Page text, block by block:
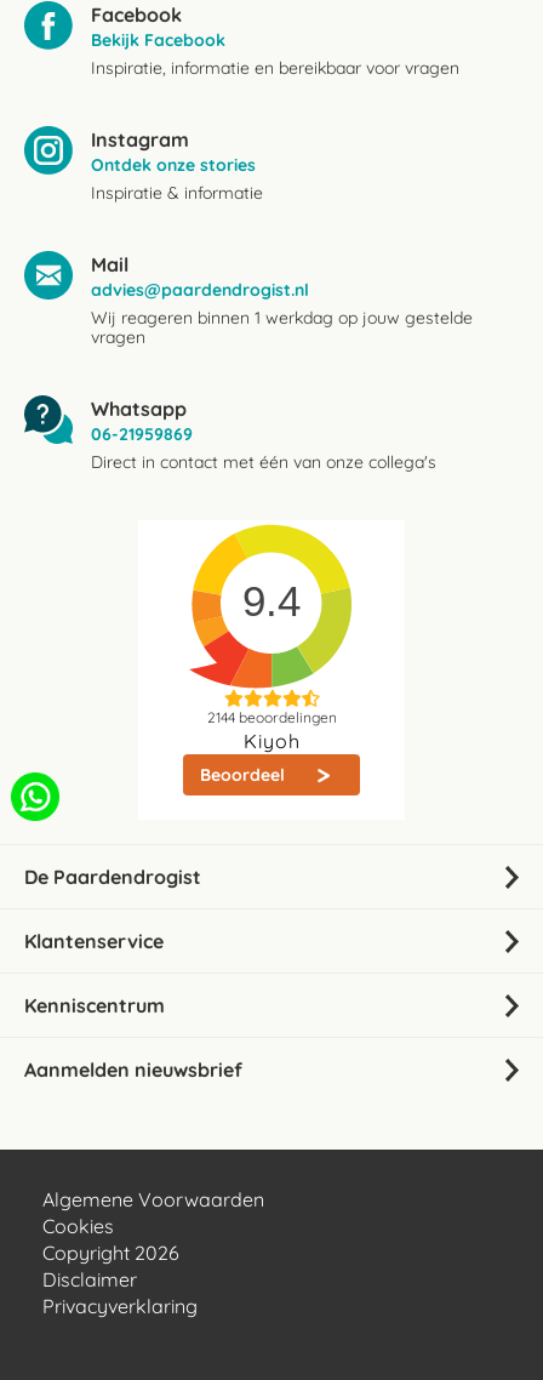
Facebook
Bekijk Facebook
Inspiratie, informatie en bereikbaar voor vragen
Instagram
Ontdek onze stories
Inspiratie & informatie
Mail
advies@paardendrogist.nl
Wij reageren binnen 1 werkdag op jouw gestelde
vragen
Whatsapp
06-21959869
Direct in contact met één van onze collega's
9.4
2144beoordelingen
Kiyoh
Beoordeel
De Paardendrogist
Klantenservice
Kenniscentrum
Aanmelden nieuwsbrief
Algemene Voorwaarden
Cookies
Copyright 2026
Disclaimer
Privacyverklaring